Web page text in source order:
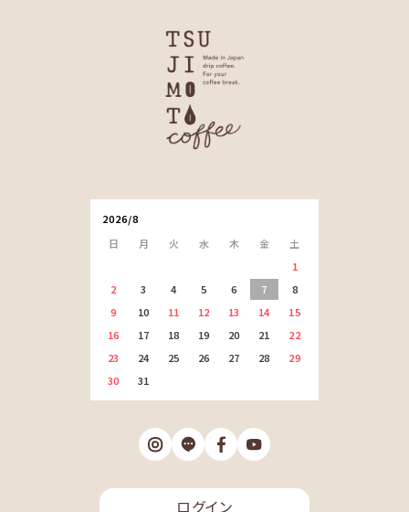
2026/8
日
月 火 水 木 金
土
1
2
3 4 5 6 7
8
9
10 11 12 13 14
15
16
17 18 19 20 21
22
23
24 25 26 27 28
29
30
31
ログイン